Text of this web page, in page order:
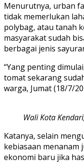
Menurutnya, urban
tidak memerlukan
polybag, atau tanah
masyarakat sudah
berbagai jenis
“Yang penting
tomat sekarang
warga, Jumat (18/7/
Wali Kota
Katanya, selain
kebiasaan menanam
ekonomi baru jika